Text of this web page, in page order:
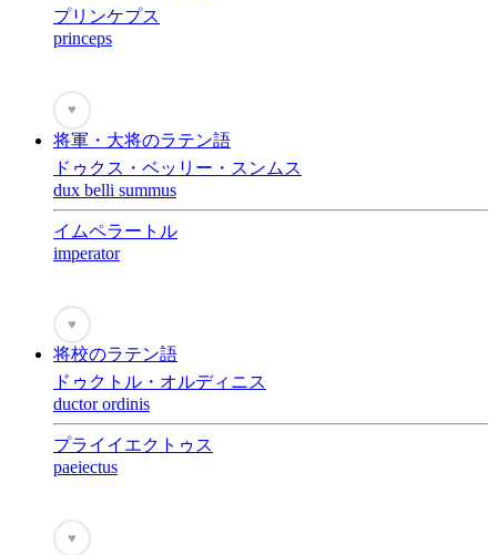
プリンケプス
princeps
♥
将軍・大将のラテン語
ドゥクス・ベッリー・スンムス
dux belli summus
イムペラートル
imperator
♥
将校のラテン語
ドゥクトル・オルディニス
ductor ordinis
プライイエクトゥス
paeiectus
♥